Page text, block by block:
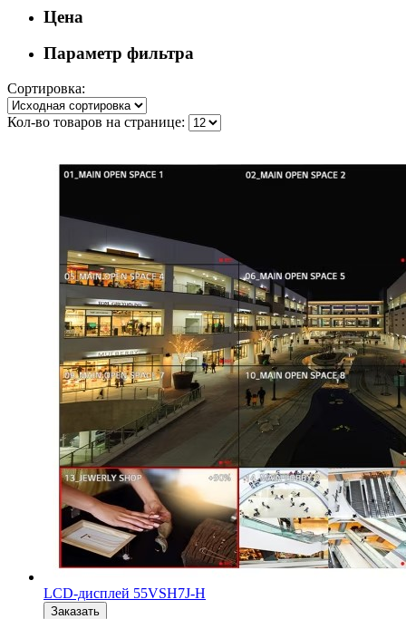
Цена
Параметр фильтра
Сортировка:
Кол-во товаров на странице:
LCD-дисплей 55VSH7J-H
Заказать